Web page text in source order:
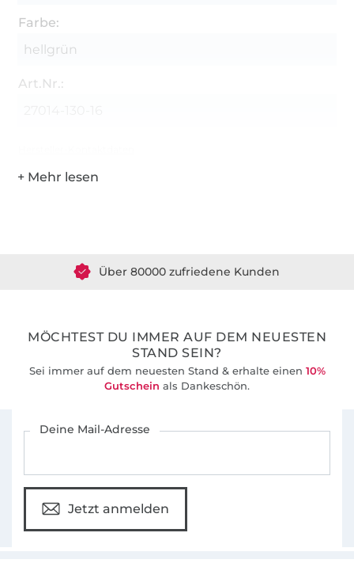
Farbe:
hellgrün
Art.Nr.:
MÖCHTEST DU IMMER AUF DEM NEUESTEN
STAND SEIN?
Sei immer auf dem neuesten Stand & erhalte einen 10%
Gutschein als Dankeschön.
Deine Mail-Adresse
Jetzt anmelden